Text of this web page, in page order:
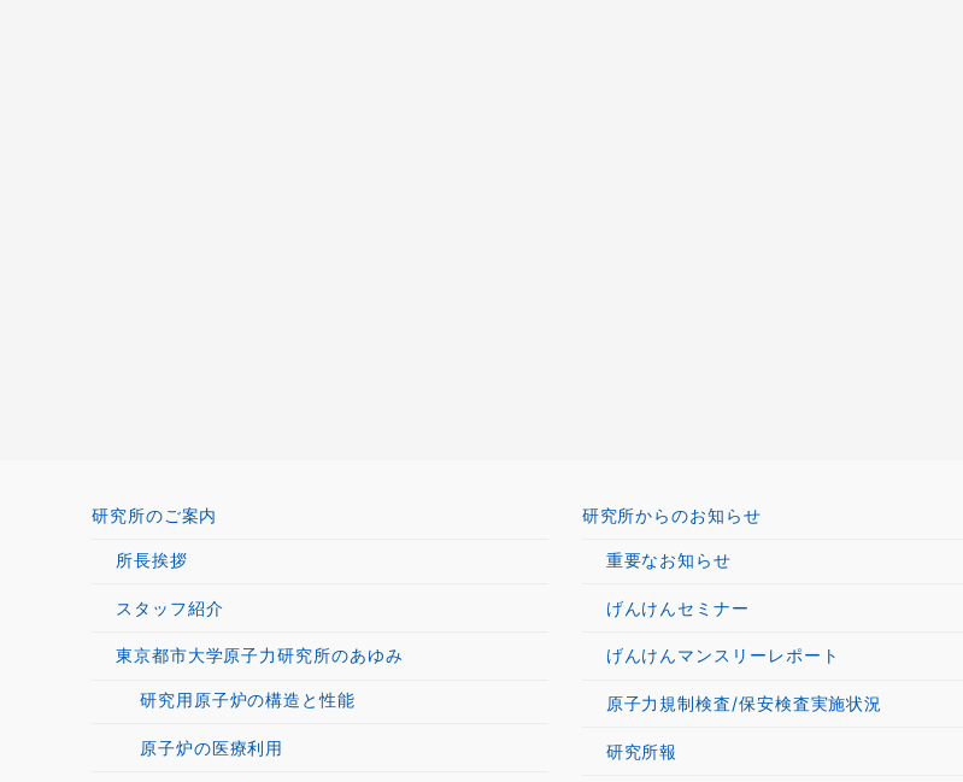
研究所のご案内
所長挨拶
スタッフ紹介
東京都市大学原子力研究所のあゆみ
研究用原子炉の構造と性能
原子炉の医療利用
研究所からのお知らせ
重要なお知らせ
げんけんセミナー
げんけんマンスリーレポート
原子力規制検査/保安検査実施状況
研究所報